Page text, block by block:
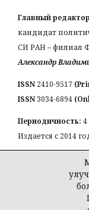
Главный редактор
кандидат
СИ РАН – филиал
Александр
ISSN 2410-9517
ISSN3034-6894
Периодичность: 4
Издается с 2014